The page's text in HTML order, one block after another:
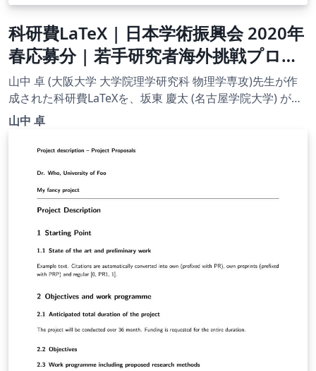
科研費LaTeX | 日本学術振興会 2020年
春応募分 | 若手研究者海外挑戦プログ
ラム(2021年度第1回) | 2020.08.24
山中 卓 (大阪大学 大学院理学研究科 物理学専攻)先生が作
成された科研費LaTeXを、坂東 慶太 (名古屋学院大学) が了
承を得てテンプレート登録しています。 詳細はこちら↓を
u.ac.jp/~taku/kakenhiLaTeX/
山中 卓